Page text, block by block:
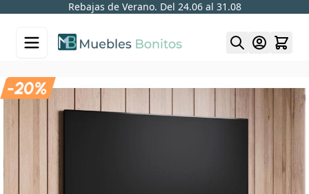
Rebajas de Verano. Del 24.06 al 31.08